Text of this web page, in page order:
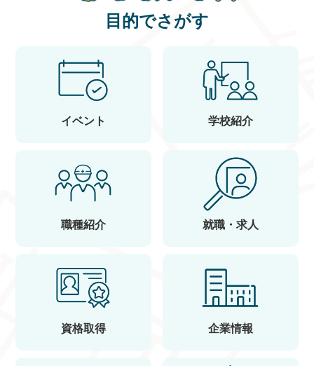
目的でさがす
イベント 学校紹介
職種紹介 就職・求人
資格取得 企業情報